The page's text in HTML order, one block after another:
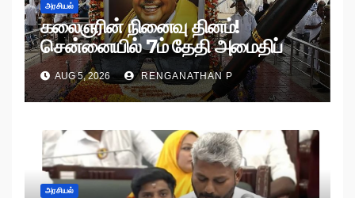
அரசியல்
கலைஞரின் நினைவு தினம்!
சென்னையில் 7ம் தேதி அமைதிப்
பேரணி!
AUG 5, 2026 RENGANATHAN P
அரசியல்